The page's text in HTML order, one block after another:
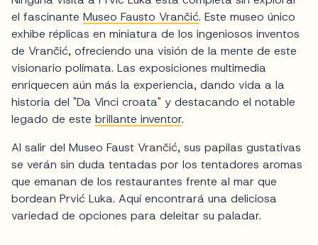
el fascinante Museo Fausto Vrančić. Este museo único
exhibe réplicas en miniatura de los ingeniosos inventos
de Vrančić, ofreciendo una visión de la mente de este
visionario polímata. Las exposiciones multimedia
enriquecen aún más la experiencia, dando vida a la
historia del "Da Vinci croata" y destacando el notable
legado de este brillante inventor.
Al salir del Museo Faust Vrančić, sus papilas gustativas
se verán sin duda tentadas por los tentadores aromas
que emanan de los restaurantes frente al mar que
bordean Prvić Luka. Aquí encontrará una deliciosa
variedad de opciones para deleitar su paladar.